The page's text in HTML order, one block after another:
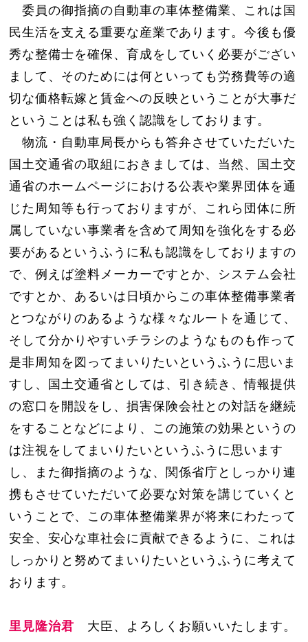
委員の御指摘の自動車の車体整備業、これは国
民生活を支える重要な産業であります。今後も優
秀な整備士を確保、育成をしていく必要がござい
まして、そのためには何といっても労務費等の適
切な価格転嫁と賃金への反映ということが大事だ
ということは私も強く認識をしております。
物流・自動車局長からも答弁させていただいた
国土交通省の取組におきましては、当然、国土交
通省のホームページにおける公表や業界団体を通
じた周知等も行っておりますが、これら団体に所
属していない事業者を含めて周知を強化をする必
要があるというふうに私も認識をしておりますの
で、例えば塗料メーカーですとか、システム会社
ですとか、あるいは日頃からこの車体整備事業者
とつながりのあるような様々なルートを通じて、
そして分かりやすいチラシのようなものも作って
是非周知を図ってまいりたいというふうに思いま
すし、国土交通省としては、引き続き、情報提供
の窓口を開設をし、損害保険会社との対話を継続
をすることなどにより、この施策の効果というの
は注視をしてまいりたいというふうに思います
し、また御指摘のような、関係省庁としっかり連
携もさせていただいて必要な対策を講じていくと
いうことで、この車体整備業界が将来にわたって
安全、安心な車社会に貢献できるように、これは
しっかりと努めてまいりたいというふうに考えて
おります。
里見隆治君 大臣、よろしくお願いいたします。